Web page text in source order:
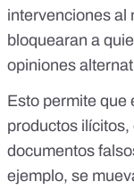
intervenciones al
bloquearan a
opiniones
Esto permite que
productos ilícitos,
documentos
ejemplo, se